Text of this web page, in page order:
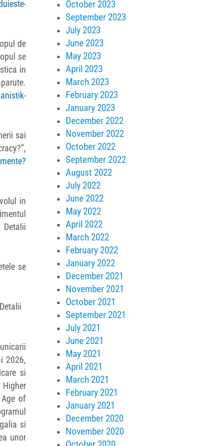
de
se
in
sai
in
se
2026,
si
Age of
si
unor
October 2023
September 2023
July 2023
June 2023
May 2023
April 2023
March 2023
February 2023
January 2023
December 2022
November 2022
October 2022
September 2022
August 2022
July 2022
June 2022
May 2022
April 2022
March 2022
February 2022
January 2022
December 2021
November 2021
October 2021
September 2021
July 2021
June 2021
May 2021
April 2021
March 2021
February 2021
January 2021
December 2020
November 2020